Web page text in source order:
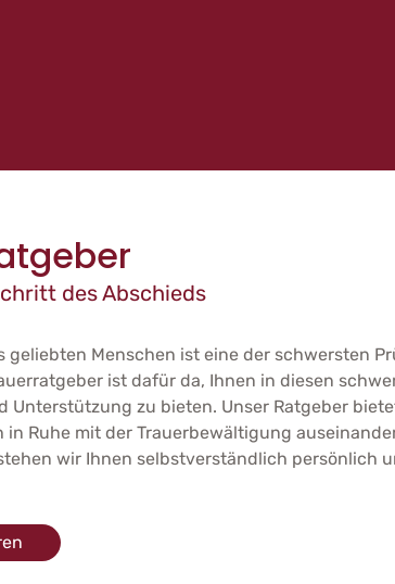
des Abschieds
geliebten Menschen ist eine der schwersten
ist dafür da, Ihnen in diesen
Unterstützung zu bieten. Unser Ratgeber
in Ruhe mit der Trauerbewältigung
wir Ihnen selbstverständlich persönlich